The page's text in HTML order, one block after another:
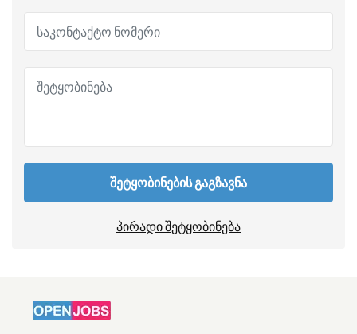
შეტყობინების გაგზავნა
პირადი შეტყობინება